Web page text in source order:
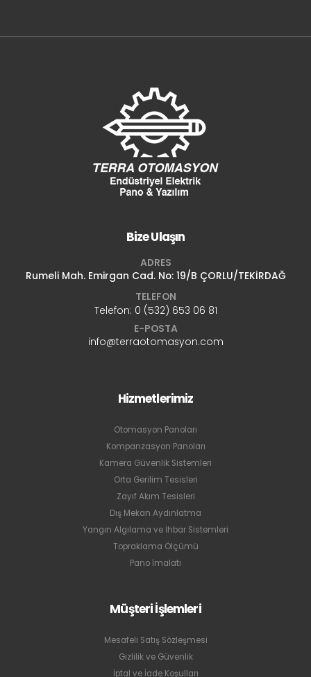
Bize Ulaşın
ADRES
Rumeli Mah. Emirgan Cad. No: 19/B ÇORLU/TEKİRDAĞ
TELEFON
Telefon: 0 (532) 653 06 81
E-POSTA
info@terraotomasyon.com
Hizmetlerimiz
Otomasyon Panoları
Kompanzasyon Panoları
Kamera Güvenlik Sistemleri
Orta Gerilim Tesisleri
Zayıf Akım Tesisleri
Dış Mekan Aydınlatma
Yangın Algılama ve İhbar Sistemleri
Topraklama Ölçümü
Pano İmalatı
Müşteri İşlemleri
Mesafeli Satış Sözleşmesi
Gizlilik ve Güvenlik
İptal ve İade Koşulları